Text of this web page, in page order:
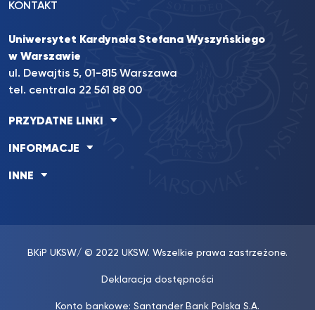
KONTAKT
Uniwersytet Kardynała Stefana Wyszyńskiego
w Warszawie
ul. Dewajtis 5, 01-815 Warszawa
tel. centrala 22 561 88 00
PRZYDATNE LINKI
INFORMACJE
INNE
BKiP UKSW/ © 2022 UKSW. Wszelkie prawa zastrzeżone.
Deklaracja dostępności
Konto bankowe: Santander Bank Polska S.A.